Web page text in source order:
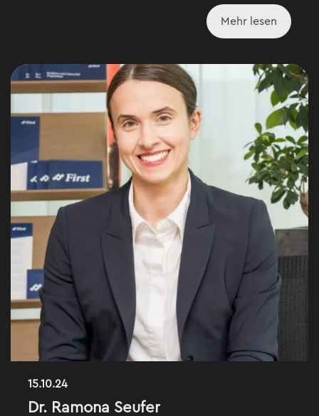
Mehr lesen
15.10.24
Dr. Ramona Seufer